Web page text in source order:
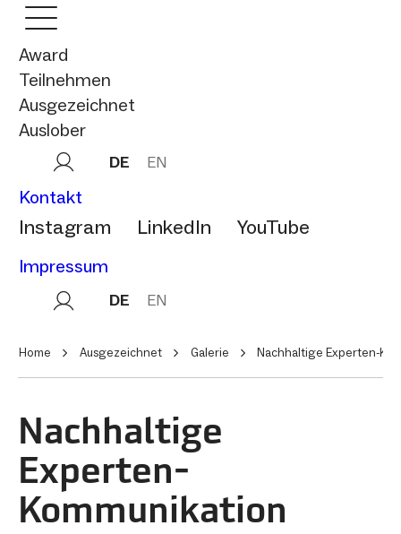
Award
Teilnehmen
Ausgezeichnet
Auslober
DE EN
Kontakt
Instagram LinkedIn YouTube
Impressum
DE EN
Home Ausgezeichnet Galerie Nachhaltige Experten-
Nachhaltige
Experten-
Kommunikation